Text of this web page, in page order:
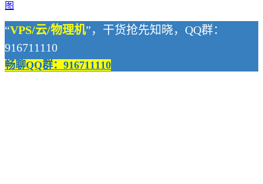
图
“VPS/云/物理机”，干货抢先知晓，QQ群：
916711110
畅聊QQ群：916711110